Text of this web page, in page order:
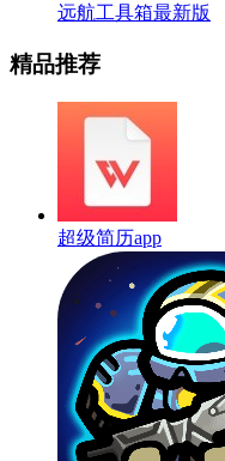
远航工具箱最新版
精品推荐
超级简历app